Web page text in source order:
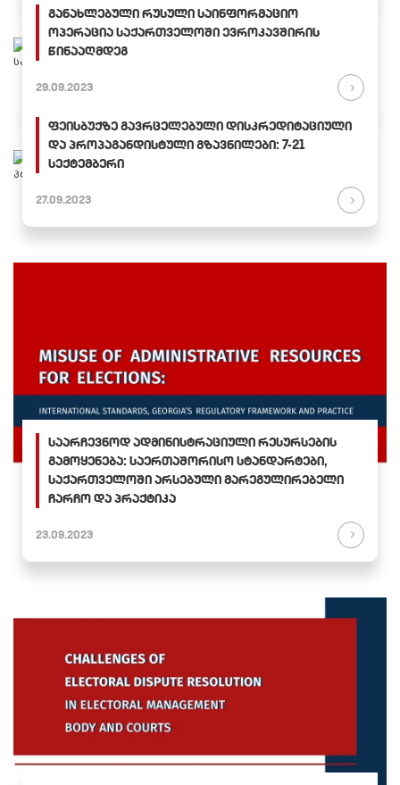
განახლებული რუსული საინფორმაციო
ოპერაცია საქართველოში ევროკავშირის
წინააღმდეგ
29.09.2023
ფეისბუქზე გავრცელებული დისკრედიტაციული
და პროპაგანდისტული გზავნილები: 7-21
სექტემბერი
27.09.2023
საარჩევნოდ ადმინისტრაციული რესურსების
გამოყენება: საერთაშორისო სტანდარტები,
საქართველოში არსებული მარეგულირებელი
ჩარჩო და პრაქტიკა
23.09.2023